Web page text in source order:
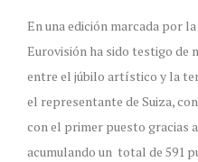
En una edición marcada por
Eurovisión ha sido testigo de
entre el júbilo artístico y la
el representante de Suiza,
con el primer puesto gracias a
acumulando un total de 591